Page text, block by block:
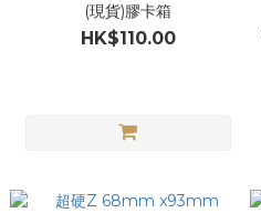
(現貨)膠卡箱
HK$110.00